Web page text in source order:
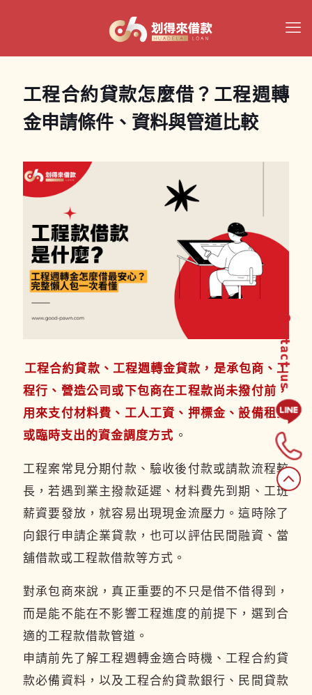
工程合約貸款怎麼借？工程週轉
金申請條件、資料與管道比較
工程合約貸款、工程週轉金貸款，是承包商、工
程行、營造公司或下包商在工程款尚未撥付前，
用來支付材料費、工人工資、押標金、設備租金
或臨時支出的資金調度方式 。
工程案常見分期付款、驗收後付款或請款流程較
長，若遇到業主撥款延遲、材料費先到期、工班
薪資要發放，就容易出現現金流壓力。這時除了
向銀行申請企業貸款，也可以評估民間融資、當
舖借款或工程款借款等方式。
對承包商來說，真正重要的不只是借不借得到，
而是能不能在不影響工程進度的前提下，選到合
適的工程款借款管道。
申請前先了解工程週轉金適合時機、工程合約貸
款必備資料，以及工程合約貸款銀行、民間貸款